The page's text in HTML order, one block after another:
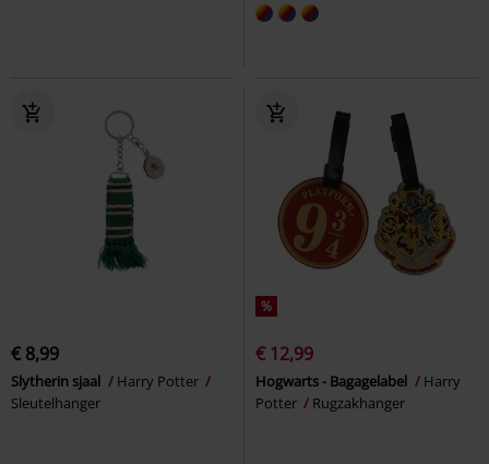
€ 8,99
Slytherin sjaal
Harry Potter
Sleutelhanger
%
€ 12,99
Hogwarts - Bagagelabel
Harry
Potter
Rugzakhanger